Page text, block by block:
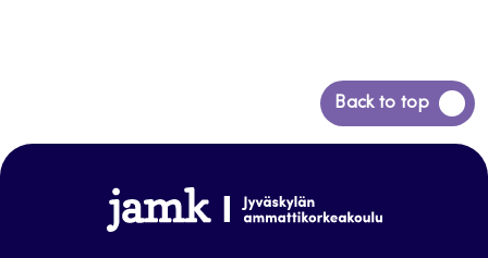
Back to top
Siirry
takaisin
www.jamk.fi